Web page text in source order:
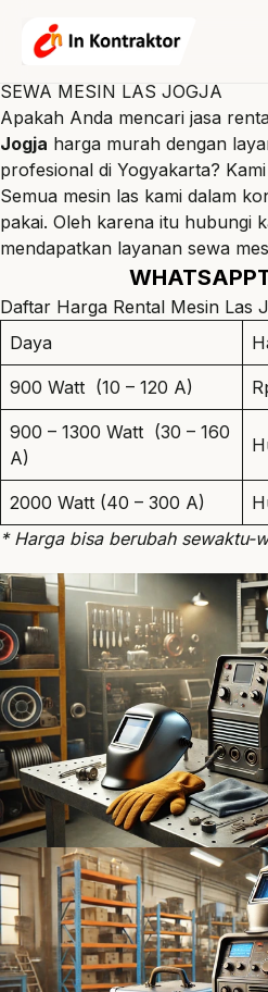
SEWA MESIN LAS JOGJA
Apakah Anda mencari jasa
Jogja harga murah dengan
profesional di Yogyakarta?
Semua mesin las kami dalam
pakai. Oleh karena itu hubungi
mendapatkan layanan sewa
WHATSAPP
Daftar Harga Rental Mesin Las
Daya
900 Watt (10 – 120 A)
900 – 1300 Watt (30 – 160
A)
2000 Watt (40 – 300 A)
* Harga bisa berubah sewaktu-